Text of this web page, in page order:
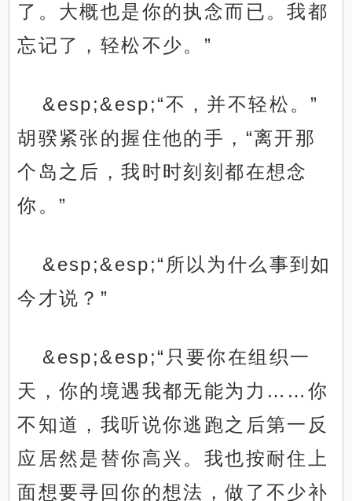
了。大概也是你的执念而已。我都
忘记了，轻松不少。”
&esp;&esp;“不，并不轻松。”
胡骙紧张的握住他的手，“离开那
个岛之后，我时时刻刻都在想念
你。”
&esp;&esp;“所以为什么事到如
今才说？”
&esp;&esp;“只要你在组织一
天，你的境遇我都无能为力……你
不知道，我听说你逃跑之后第一反
应居然是替你高兴。我也按耐住上
面想要寻回你的想法，做了不少补